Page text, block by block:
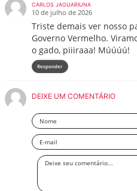
CARLOS JAGUARIUNA
10 de julho de 2026
Triste demais ver nosso
Governo Vermelho.
o gado, piiiraaa! Múúúú!
Responder
DEIXE UM COMENTÁRIO
Nome
Email
Deixe